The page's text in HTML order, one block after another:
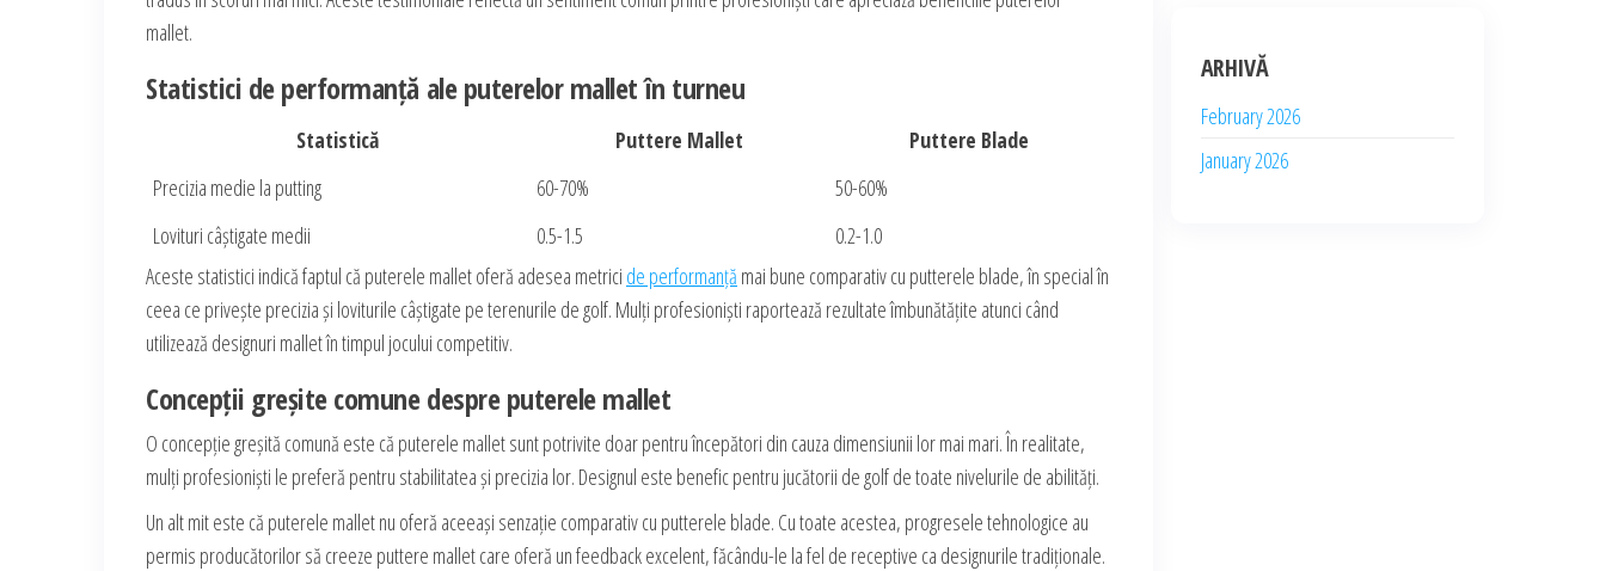
mallet.
Statistici de performanță ale puterelor mallet în turneu
Statistică Puttere Mallet
Puttere Blade
Precizia medie la putting
60-70%
50-60%
Lovituri câștigate medii
0.5-1.5
0.2-1.0
Aceste statistici indică faptul că puterele mallet oferă adesea metrici de performanță mai bune comparativ cu putterele blade, în special în
ceea ce privește precizia și loviturile câștigate pe terenurile de golf. Mulți profesioniști raportează rezultate îmbunătățite atunci când
utilizează designuri mallet în timpul jocului competitiv.
Concepții greșite comune despre puterele mallet
O concepție greșită comună este că puterele mallet sunt potrivite doar pentru începători din cauza dimensiunii lor mai mari. În realitate,
mulți profesioniști le preferă pentru stabilitatea și precizia lor. Designul este benefic pentru jucătorii de golf de toate nivelurile de abilități.
Un alt mit este că puterele mallet nu oferă aceeași senzație comparativ cu putterele blade. Cu toate acestea, progresele tehnologice au
permis producătorilor să creeze puttere mallet care oferă un feedback excelent, făcându-le la fel de receptive ca designurile tradiționale.
ARHIVĂ
February 2026
January 2026